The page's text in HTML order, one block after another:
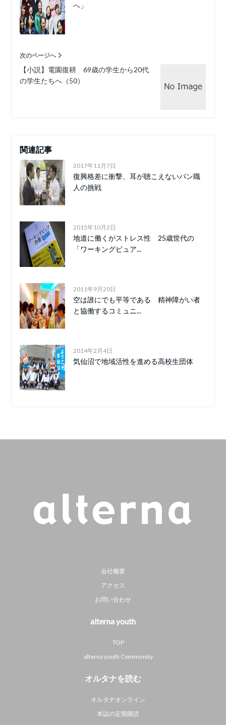
へ」
次のページへ
【小説】電園復耕 69歳の学生から20代
の学生たちへ（50）
関連記事
2017年11月7日
復興格差に衝撃、耳が聴こえないパン職
人の挑戦
2015年10月2日
地道に働くがストレス性 25歳世代の
「ワーキングピュア...
2011年9月20日
空は誰にでも平等である 精神障がい者
と協働するコミュニ...
2014年2月4日
気仙沼で地域活性を進める高校生団体
会社概要
アクセス
お問い合わせ
alterna youth
TOP
alterna youth Community
オルタナを読む
オルタナオンライン
本誌の定期購読